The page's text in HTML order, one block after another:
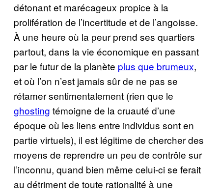
détonant et marécageux propice à la
prolifération de l’incertitude et de l’angoisse.
À une heure où la peur prend ses quartiers
partout, dans la vie économique en passant
par le futur de la planète plus que brumeux,
et où l’on n’est jamais sûr de ne pas se
rétamer sentimentalement (rien que le
ghosting témoigne de la cruauté d’une
époque où les liens entre individus sont en
partie virtuels), il est légitime de chercher des
moyens de reprendre un peu de contrôle sur
l’inconnu, quand bien même celui-ci se ferait
au détriment de toute rationalité à une